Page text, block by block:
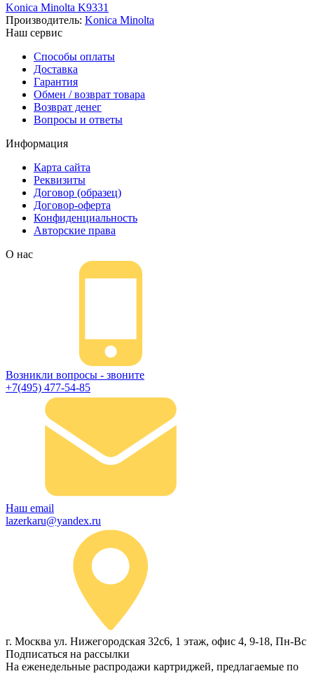
Konica Minolta K9331
Производитель: Konica Minolta
Наш сервис
Способы оплаты
Доставка
Гарантия
Обмен / возврат товара
Возврат денег
Вопросы и ответы
Информация
Карта сайта
Реквизиты
Договор (образец)
Договор-оферта
Конфиденциальность
Авторские права
О нас
Возникли вопросы - звоните
+7(495) 477-54-85
Наш email
lazerkaru@yandex.ru
г. Москва ул. Нижегородская 32с6, 1 этаж, офис 4, 9-18, Пн-Вс
Подписаться на рассылки
На еженедельные распродажи картриджей, предлагаемые по